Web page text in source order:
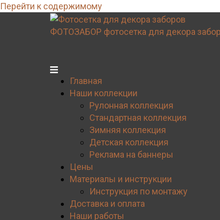
Перейти к содержимому
ФОТОЗАБОР фотосетка для декора
Главная
Наши коллекции
Рулонная коллекция
Стандартная коллекция
Зимняя коллекция
Детская коллекция
Реклама на баннеры
Цены
Материалы и инструкции
Инструкция по монтажу
Доставка и оплата
Наши работы